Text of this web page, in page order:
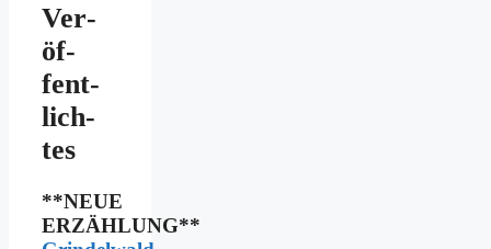
Ver­
öf­
fent­
lich­
tes
**NEUE
ERZÄHLUNG**